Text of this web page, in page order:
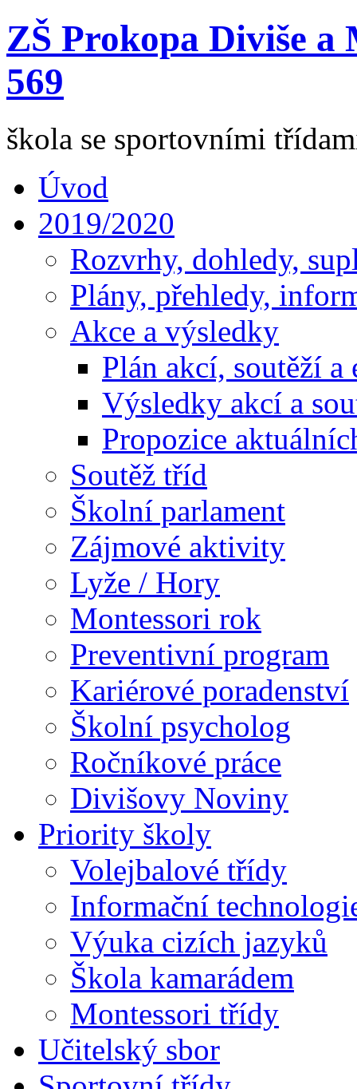
ZŠ Prokopa Diviše
569
škola se sportovními
Úvod
2019/2020
Rozvrhy, dohledy,
Plány, přehledy,
Akce a výsledky
Plán akcí, soutěží a
Výsledky akcí a
Propozice
Soutěž tříd
Školní parlament
Zájmové aktivity
Lyže / Hory
Montessori rok
Preventivní program
Kariérové poradenství
Školní psycholog
Ročníkové práce
Divišovy Noviny
Priority školy
Volejbalové třídy
Informační
Výuka cizích jazyků
Škola kamarádem
Montessori třídy
Učitelský sbor